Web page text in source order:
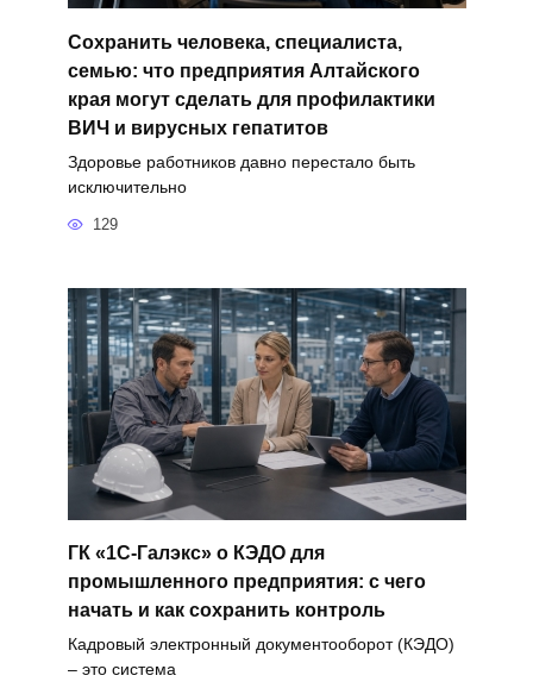
Сохранить человека, специалиста,
семью: что предприятия Алтайского
края могут сделать для профилактики
ВИЧ и вирусных гепатитов
Здоровье работников давно перестало быть
исключительно
129
ГК «1С-Галэкс» о КЭДО для
промышленного предприятия: с чего
начать и как сохранить контроль
Кадровый электронный документооборот (КЭДО)
– это система